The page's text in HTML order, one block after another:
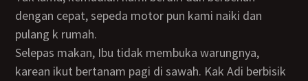
dengan cepat, sepeda motor pun kami naiki dan
pulang k rumah.
Selepas makan, Ibu tidak membuka warungnya,
karean ikut bertanam pagi di sawah. Kak Adi berbisik